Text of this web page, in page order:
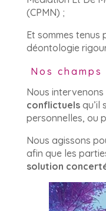
(CPMN) ;
Et sommes tenus
déontologie
Nos
Nous intervenons
conflictuelsqu’il
personnelles, ou
Nous agissons
afin que les
solution